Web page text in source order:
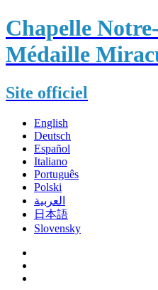
Chapelle
Médaille
Site officiel
English
Deutsch
Español
Italiano
Português
Polski
العربية
日本語
Slovensky